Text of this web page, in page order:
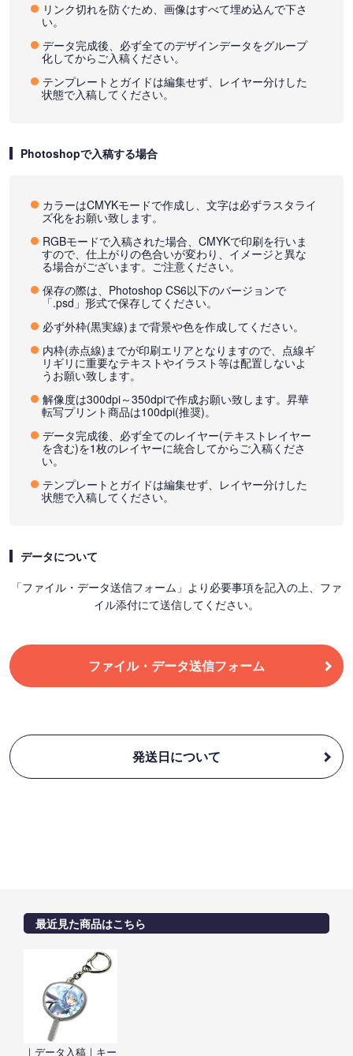
リンク切れを防ぐため、画像はすべて埋め込んで下さ
い。
データ完成後、必ず全てのデザインデータをグループ
化してからご入稿ください。
テンプレートとガイドは編集せず、レイヤー分けした
状態で入稿してください。
Photoshopで入稿する場合
カラーはCMYKモードで作成し、文字は必ずラスタライ
ズ化をお願い致します。
RGBモードで入稿された場合、CMYKで印刷を行いま
すので、仕上がりの色合いが変わり、イメージと異な
る場合がございます。ご注意ください。
保存の際は、Photoshop CS6以下のバージョンで
「.psd」形式で保存してください。
必ず外枠(黒実線)まで背景や色を作成してください。
内枠(赤点線)までが印刷エリアとなりますので、点線ギ
リギリに重要なテキストやイラスト等は配置しないよ
うお願い致します。
解像度は300dpi～350dpiで作成お願い致します。昇華
転写プリント商品は100dpi(推奨)。
データ完成後、必ず全てのレイヤー(テキストレイヤー
を含む)を1枚のレイヤーに統合してからご入稿くださ
い。
テンプレートとガイドは編集せず、レイヤー分けした
状態で入稿してください。
データについて
「ファイル・データ送信フォーム」より必要事項を記入の上、ファ
イル添付にて送信してください。
ファイル・データ送信フォーム
発送日について
最近見た商品はこちら
｜データ入稿｜キー